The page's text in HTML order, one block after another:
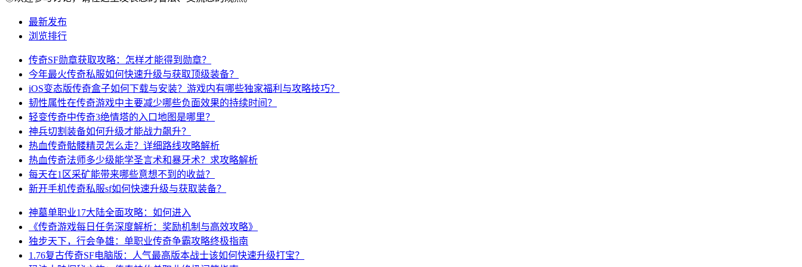
最新发布
浏览排行
传奇SF勋章获取攻略：怎样才能得到勋章？
今年最火传奇私服如何快速升级与获取顶级装备？
iOS变态版传奇盒子如何下载与安装？游戏内有哪些独家福利与攻略技巧？
韧性属性在传奇游戏中主要减少哪些负面效果的持续时间？
轻变传奇中传奇3绝情塔的入口地图是哪里？
神兵切割装备如何升级才能战力飙升？
热血传奇骷髅精灵怎么走？详细路线攻略解析
热血传奇法师多少级能学圣言术和暴牙术？求攻略解析
每天在1区采矿能带来哪些意想不到的收益？
新开手机传奇私服sf如何快速升级与获取装备？
神墓单职业17大陆全面攻略：如何进入
《传奇游戏每日任务深度解析：奖励机制与高效攻略》
独步天下，行会争雄：单职业传奇争霸攻略终极指南
1.76复古传奇SF电脑版：人气最高版本战士该如何快速升级打宝？